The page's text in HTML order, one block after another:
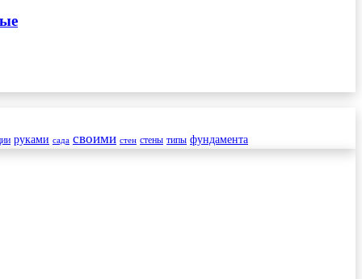
руками сада своими стен стены типы фундамента